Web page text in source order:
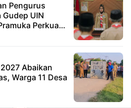
Pengurus
UIN
Perkuat
Abaikan
Warga 11 Desa